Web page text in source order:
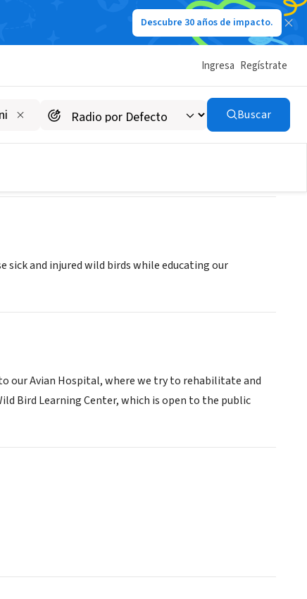
Descubre 30 años de impacto.
Ingresa Regístrate
Buscar
and injured wild birds while educating our
our Avian Hospital, where we try to rehabilitate and
Bird Learning Center, which is open to the public